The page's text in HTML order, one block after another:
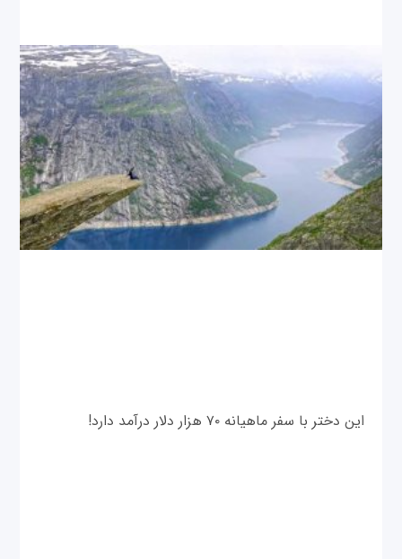
این دختر با سفر ماهیانه ۷۰ هزار دلار درآمد دارد!